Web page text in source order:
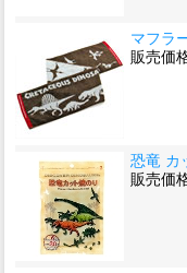
マフラ
販売価
恐竜 カ
販売価